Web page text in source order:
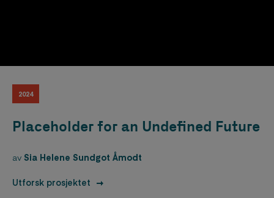
2024
Placeholder for an Undefined Future
av Sia Helene Sundgot Åmodt
Utforsk prosjektet